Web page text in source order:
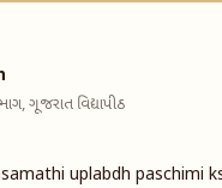
ગૂજરાત વિદ્યાપીઠ
uplabdh paschimi